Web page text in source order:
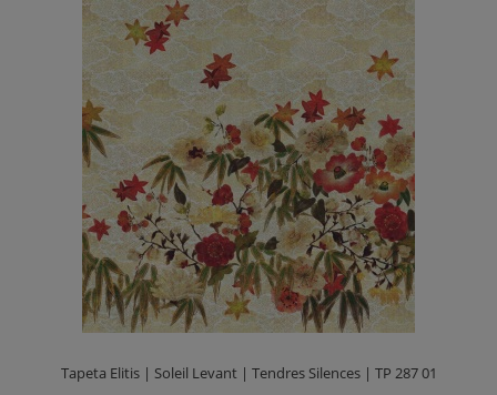
Tapeta Elitis | Soleil Levant | Tendres Silences | TP 287 01